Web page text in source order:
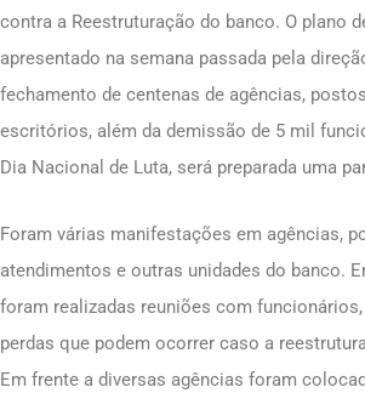
contra a Reestruturação do banco. O plano
apresentado na semana passada pela
fechamento de centenas de agências,
escritórios, além da demissão de 5 mil
Dia Nacional de Luta, será preparada uma
Foram várias manifestações em agências,
atendimentos e outras unidades do banco.
foram realizadas reuniões com
perdas que podem ocorrer caso a
Em frente a diversas agências foram